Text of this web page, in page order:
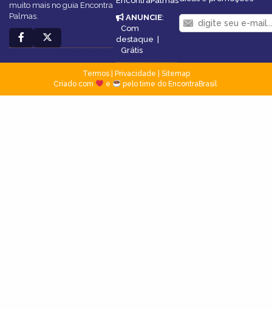
muito mais no guia Encontra
Palmas.
ANUNCIE:
Com
destaque |
Grátis
Termos| Privacidade
Sitemap
Criado com
e pelo time do EncontraBrasil